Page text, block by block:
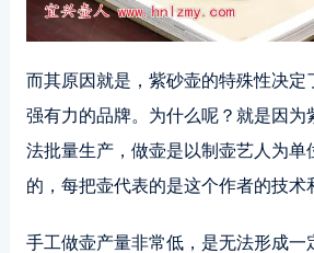
而其原因就是，紫砂壶的特殊性决定
强有力的品牌。为什么呢？就是因为
法批量生产，做壶是以制壶艺人为单
的，每把壶代表的是这个作者的技术
手工做壶产量非常低，是无法形成一